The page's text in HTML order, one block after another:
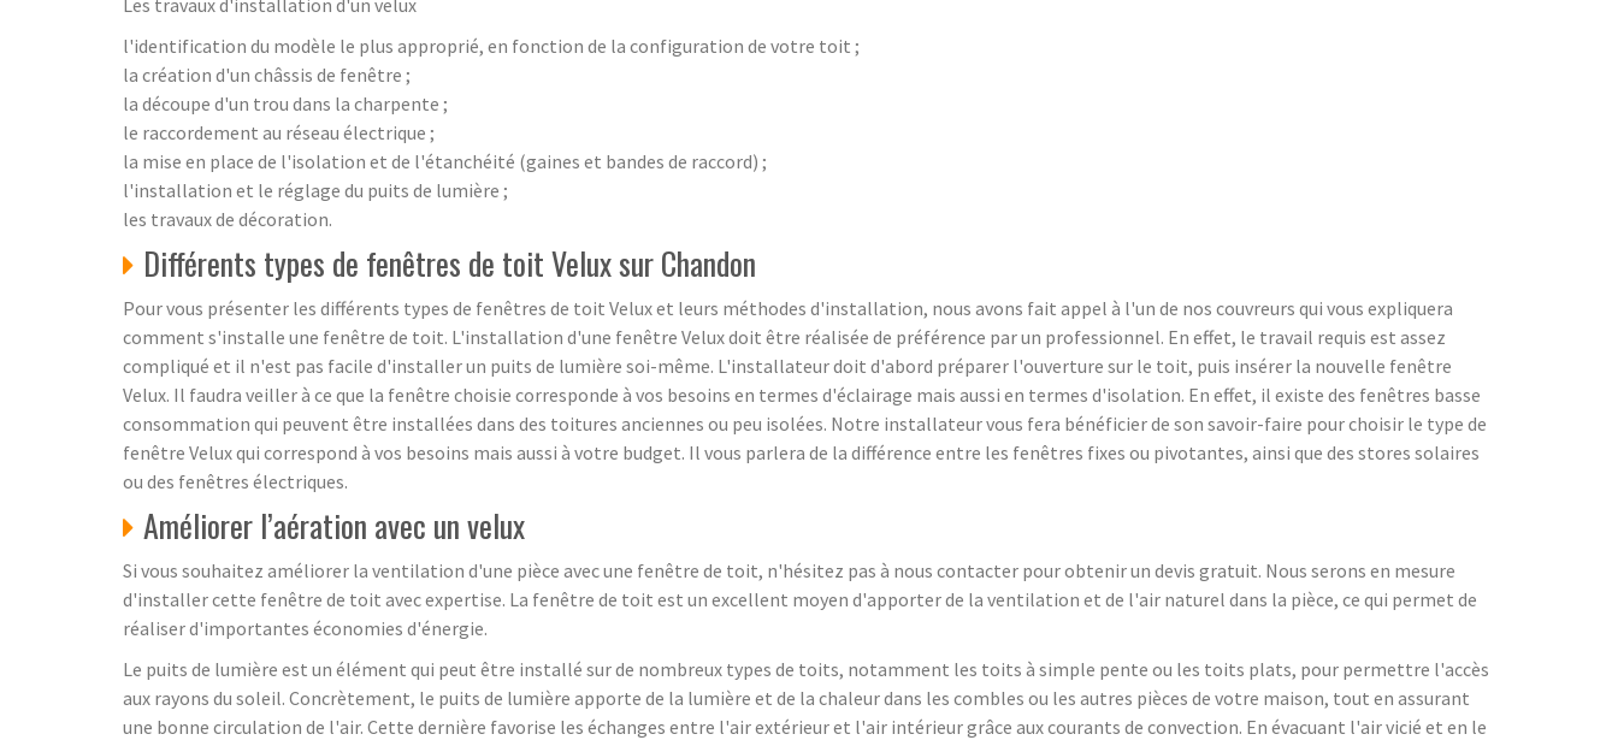
l'identification du modèle le plus approprié, en fonction de la configuration de votre toit ;
la création d'un châssis de fenêtre ;
la découpe d'un trou dans la charpente ;
le raccordement au réseau électrique ;
la mise en place de l'isolation et de l'étanchéité (gaines et bandes de raccord) ;
l'installation et le réglage du puits de lumière ;
les travaux de décoration.
Différents types de fenêtres de toit Velux sur Chandon
Pour vous présenter les différents types de fenêtres de toit Velux et leurs méthodes d'installation, nous avons fait appel à l'un de nos couvreurs qui vous expliquera
comment s'installe une fenêtre de toit. L'installation d'une fenêtre Velux doit être réalisée de préférence par un professionnel. En effet, le travail requis est assez
compliqué et il n'est pas facile d'installer un puits de lumière soi-même. L'installateur doit d'abord préparer l'ouverture sur le toit, puis insérer la nouvelle fenêtre
Velux. Il faudra veiller à ce que la fenêtre choisie corresponde à vos besoins en termes d'éclairage mais aussi en termes d'isolation. En effet, il existe des fenêtres basse
consommation qui peuvent être installées dans des toitures anciennes ou peu isolées. Notre installateur vous fera bénéficier de son savoir-faire pour choisir le type de
fenêtre Velux qui correspond à vos besoins mais aussi à votre budget. Il vous parlera de la différence entre les fenêtres fixes ou pivotantes, ainsi que des stores solaires
ou des fenêtres électriques.
Améliorer l’aération avec un velux
Si vous souhaitez améliorer la ventilation d'une pièce avec une fenêtre de toit, n'hésitez pas à nous contacter pour obtenir un devis gratuit. Nous serons en mesure
d'installer cette fenêtre de toit avec expertise. La fenêtre de toit est un excellent moyen d'apporter de la ventilation et de l'air naturel dans la pièce, ce qui permet de
réaliser d'importantes économies d'énergie.
Le puits de lumière est un élément qui peut être installé sur de nombreux types de toits, notamment les toits à simple pente ou les toits plats, pour permettre l'accès
aux rayons du soleil. Concrètement, le puits de lumière apporte de la lumière et de la chaleur dans les combles ou les autres pièces de votre maison, tout en assurant
une bonne circulation de l'air. Cette dernière favorise les échanges entre l'air extérieur et l'air intérieur grâce aux courants de convection. En évacuant l'air vicié et en le